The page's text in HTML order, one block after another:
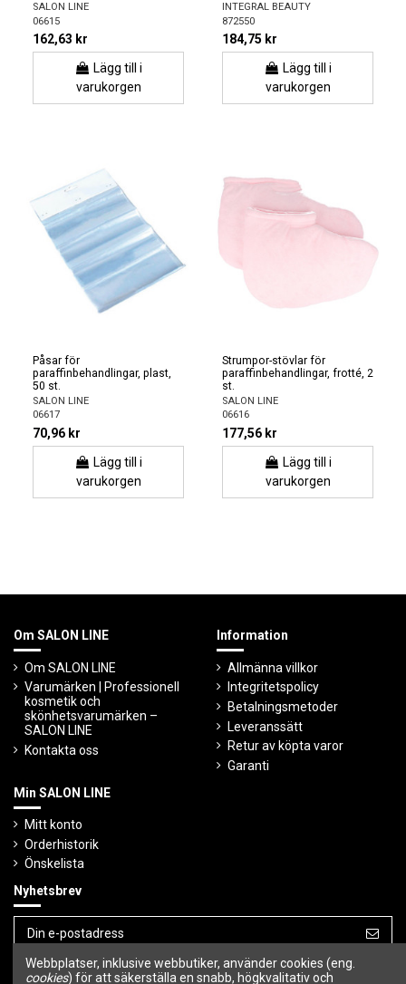
SALON LINE
06615
162,63 kr
Lägg till i
varukorgen
INTEGRAL BEAUTY
872550
184,75 kr
Lägg till i
varukorgen
Påsar för
paraffinbehandlingar, plast,
50 st.
SALON LINE
06617
70,96 kr
Lägg till i
varukorgen
Strumpor-stövlar för
paraffinbehandlingar, frotté, 2
st.
SALON LINE
06616
177,56 kr
Lägg till i
varukorgen
Om SALON LINE
Om SALON LINE
Varumärken | Professionell
kosmetik och
skönhetsvarumärken –
SALON LINE
Kontakta oss
Information
Allmänna villkor
Integritetspolicy
Betalningsmetoder
Leveranssätt
Retur av köpta varor
Garanti
Min SALON LINE
Mitt konto
Orderhistorik
Önskelista
Nyhetsbrev
Du kan avbryta prenumerationen när som
helst.
Webbplatser, inklusive webbutiker, använder cookies (eng.
cookies) för att säkerställa en snabb, högkvalitativ och